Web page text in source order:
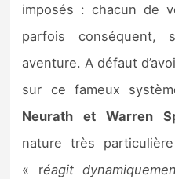
imposés : chacun de
parfois
aventure. A défaut
sur ce fameux
Neurath et Warren
nature très
« réagit